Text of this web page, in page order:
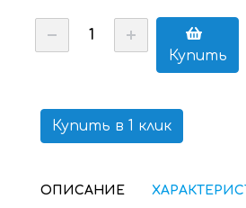
Купить
Купить в 1 клик
ОПИСАНИЕ